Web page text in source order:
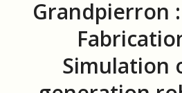
Grandpierron
Simulation